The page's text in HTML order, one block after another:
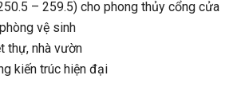
– 259.5) cho phong thủy cổng cửa
vệ sinh
thự, nhà vườn
kiến trúc hiện đại